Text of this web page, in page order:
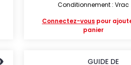
Conditionnement : Vrac
Connectez-vouspour
panier
GUIDE DE